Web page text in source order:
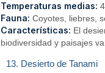
Temperaturas medias:
Fauna: Coyotes, liebres,
Características: El
biodiversidad y paisajes
13. Desierto de Tanami